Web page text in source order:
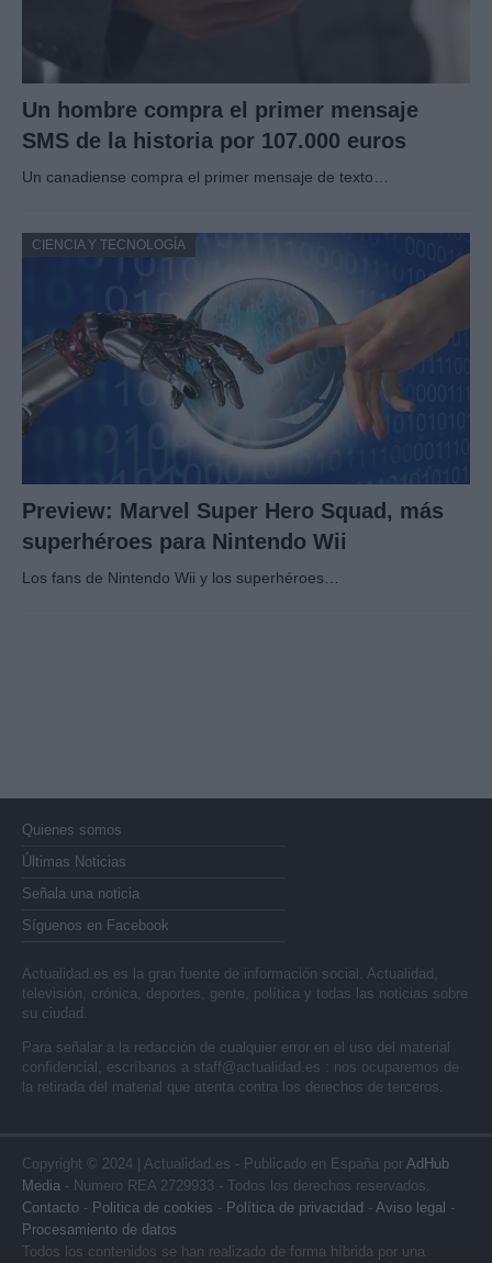
Un hombre compra el primer mensaje
SMS de la historia por 107.000 euros
Un canadiense compra el primer mensaje de texto…
CIENCIA Y TECNOLOGÍA
Preview: Marvel Super Hero Squad, más
superhéroes para Nintendo Wii
Los fans de Nintendo Wii y los superhéroes…
Quienes somos
Últimas Noticias
Señala una noticia
Síguenos en Facebook
Actualidad.es es la gran fuente de información social. Actualidad,
televisión, crónica, deportes, gente, política y todas las noticias sobre
su ciudad.
Para señalar a la redacción de cualquier error en el uso del material
confidencial, escríbanos a staff@actualidad.es : nos ocuparemos de
la retirada del material que atenta contra los derechos de terceros.
Copyright © 2024 | Actualidad.es - Publicado en España por AdHub
Media - Numero REA 2729933 - Todos los derechos reservados.
Contacto - Politica de cookies - Política de privacidad - Aviso legal -
Procesamiento de datos
Todos los contenidos se han realizado de forma híbrida por una